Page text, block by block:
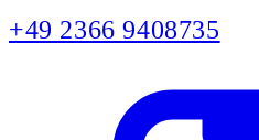
+49 2366 9408735